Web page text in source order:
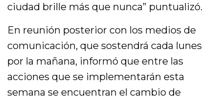
ciudad brille más que nunca” puntualizó.
En reunión posterior con los medios de
comunicación, que sostendrá cada lunes
por la mañana, informó que entre las
acciones que se implementarán esta
semana se encuentran el cambio de